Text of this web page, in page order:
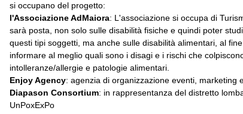
si occupano del progetto:
l'Associazione AdMaiora: L'associazione si occupa di
sarà posta, non solo sulle disabilità fisiche e quindi poter
questi tipi soggetti, ma anche sulle disabilità alimentari, al
informare al meglio quali sono i disagi e i rischi che
intolleranze/allergie e patologie alimentari.
Enjoy Agency: agenzia di organizzazione eventi, marketing
Diapason Consortium: in rappresentanza del distretto
UnPoxExPo